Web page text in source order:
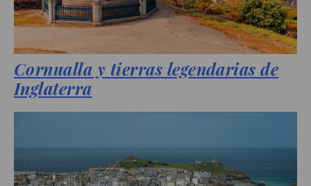
Cornualla y tierras legendarias de
Inglaterra